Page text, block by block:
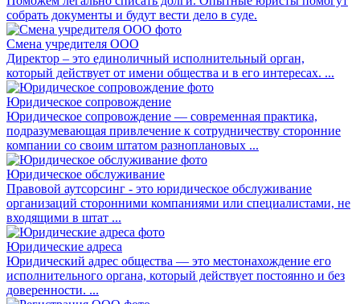
собрать документы и будут вести дело в суде.
Смена учредителя ООО
Директор – это единоличный исполнительный орган,
который действует от имени общества и в его интересах. ...
Юридическое сопровождение
Юридическое сопровождение — современная практика,
подразумевающая привлечение к сотрудничеству сторонние
компании со своим штатом разноплановых ...
Юридическое обслуживание
Правовой аутсорсинг - это юридическое обслуживание
организаций сторонними компаниями или специалистами, не
входящими в штат ...
Юридические адреса
Юридический адрес общества — это местонахождение его
исполнительного органа, который действует постоянно и без
доверенности. ...